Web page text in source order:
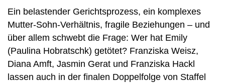
Ein belastender Gerichtsprozess, ein komplexes
Mutter-Sohn-Verhältnis, fragile Beziehungen – und
über allem schwebt die Frage: Wer hat Emily
(Paulina Hobratschk) getötet? Franziska Weisz,
Diana Amft, Jasmin Gerat und Franziska Hackl
lassen auch in der finalen Doppelfolge von Staffel